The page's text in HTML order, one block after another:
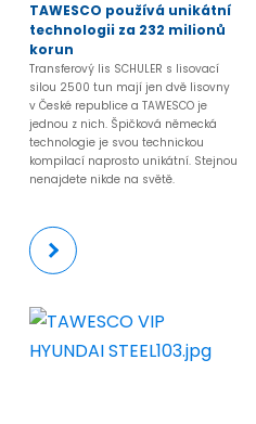
TAWESCO používá unikátní
technologii za 232 milionů
korun
Transferový lis SCHULER s lisovací
silou 2500 tun mají jen dvě lisovny
v České republice a TAWESCO je
jednou z nich. Špičková německá
technologie je svou technickou
kompilací naprosto unikátní. Stejnou
nenajdete nikde na světě.
Více